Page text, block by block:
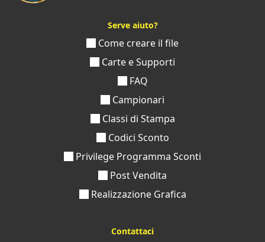
Serve aiuto?
Come creare il file
Carte e Supporti
FAQ
Campionari
Classi di Stampa
Codici Sconto
Privilege Programma Sconti
Post Vendita
Realizzazione Grafica
Contattaci